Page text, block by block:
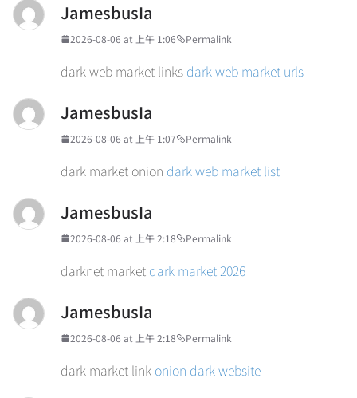
JamesbusIa
2026-08-06 at 上午 1:06 Permalink
dark web market links dark web market urls
JamesbusIa
2026-08-06 at 上午 1:07 Permalink
dark market onion dark web market list
JamesbusIa
2026-08-06 at 上午 2:18 Permalink
darknet market dark market 2026
JamesbusIa
2026-08-06 at 上午 2:18 Permalink
dark market link onion dark website